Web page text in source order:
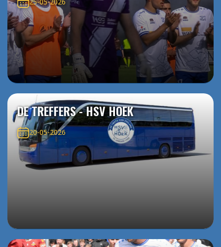
DE TREFFERS - HSV HOEK
20-05-2026